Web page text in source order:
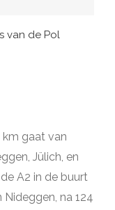
van de Pol
km gaat van
Jülich, en
A2 in de buurt
na 124